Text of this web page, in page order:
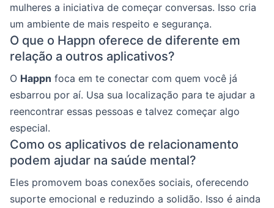
mulheres a iniciativa de começar conversas. Isso cria
um ambiente de mais respeito e segurança.
O que o Happn oferece de diferente em
relação a outros aplicativos?
O Happn foca em te conectar com quem você já
esbarrou por aí. Usa sua localização para te ajudar a
reencontrar essas pessoas e talvez começar algo
especial.
Como os aplicativos de relacionamento
podem ajudar na saúde mental?
Eles promovem boas conexões sociais, oferecendo
suporte emocional e reduzindo a solidão. Isso é ainda